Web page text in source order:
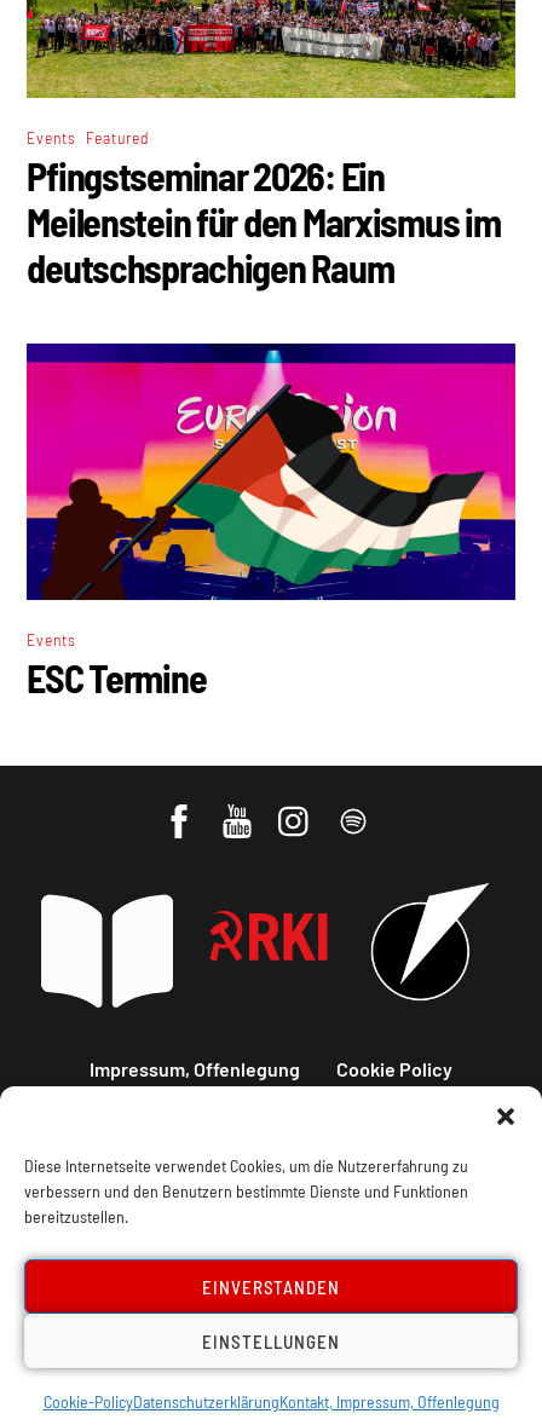
Diese Internetseite verwendet Cookies, um die Nutzererfahrung zu
verbessern und den Benutzern bestimmte Dienste und Funktionen
bereitzustellen.
EINVERSTANDEN
EINSTELLUNGEN
Cookie-PolicyDatenschutzerklärungKontakt, Impressum, Offenlegung
Events Featured
Pfingstseminar 2026: Ein
Meilenstein für den Marxismus im
deutschsprachigen Raum
Events
ESC Termine
Impressum, Offenlegung Cookie Policy